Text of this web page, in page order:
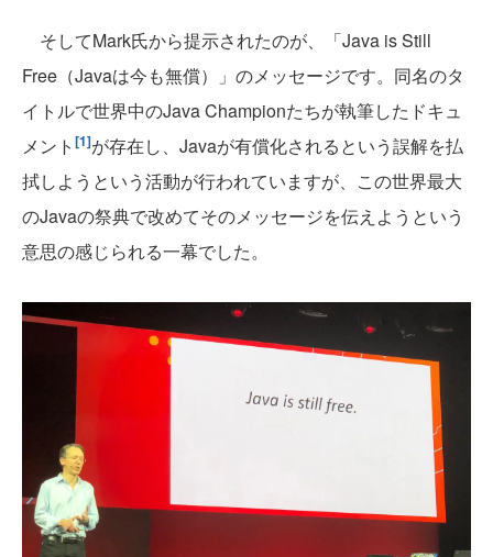
そしてMark氏から提示されたのが、「Java is Still
Free（Javaは今も無償）」のメッセージです。同名のタ
イトルで世界中のJava Championたちが執筆したドキュ
メント [1]が存在し、Javaが有償化されるという誤解を払
拭しようという活動が行われていますが、この世界最大
のJavaの祭典で改めてそのメッセージを伝えようという
意思の感じられる一幕でした。